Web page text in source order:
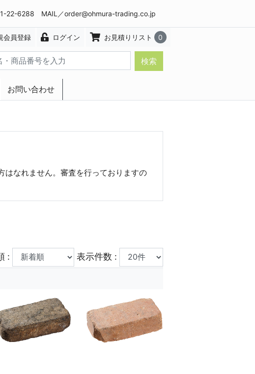
22-6288 MAIL／order@ohmura-trading.co.jp
会員登録 ログイン お見積りリスト 0
検索
お問い合わせ
はなれません。審査を行っておりますの
: 表示件数 :